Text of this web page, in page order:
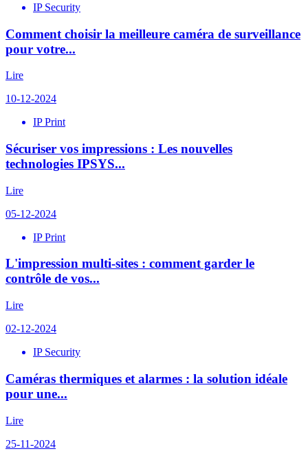
IP Security
Comment choisir la meilleure caméra de surveillance
pour votre...
Lire
10-12-2024
IP Print
Sécuriser vos impressions : Les nouvelles
technologies IPSYS...
Lire
05-12-2024
IP Print
L'impression multi-sites : comment garder le
contrôle de vos...
Lire
02-12-2024
IP Security
Caméras thermiques et alarmes : la solution idéale
pour une...
Lire
25-11-2024